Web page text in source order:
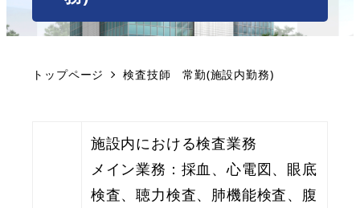
トップページ 検査技師 常勤(施設内勤務)
施設内における検査業務
メイン業務：採血、心電図、眼底
検査、聴力検査、肺機能検査、腹